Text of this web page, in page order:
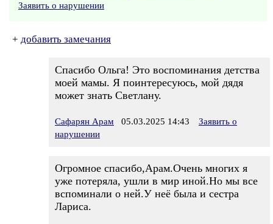
Заявить о нарушении
+ добавить замечания
Спасибо Ольга! Это воспоминания детства
моей мамы. Я поинтересуюсь, мой дядя
может знать Светлану.
Сафарян Арам 05.03.2025 14:43
Заявить о
нарушении
Огромное спасибо,Арам.Очень многих я
уже потеряла, ушли в мир иной.Но мы все
вспоминали о ней.У неё была и сестра
Лариса.